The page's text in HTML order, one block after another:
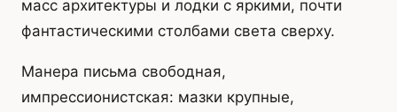
масс архитектуры и лодки с яркими, почти
фантастическими столбами света сверху.
Манера письма свободная,
импрессионистская: мазки крупные,